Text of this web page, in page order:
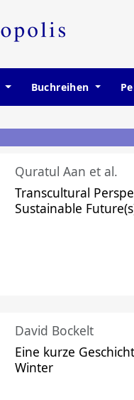
Buchreihen
Quratul Aan et al.
Transcultural
Sustainable
David Bockelt
Eine kurze
Winter